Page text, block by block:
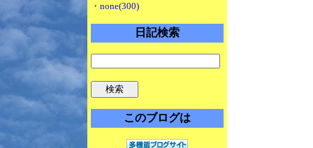
・none(300)
日記検索
このブログは